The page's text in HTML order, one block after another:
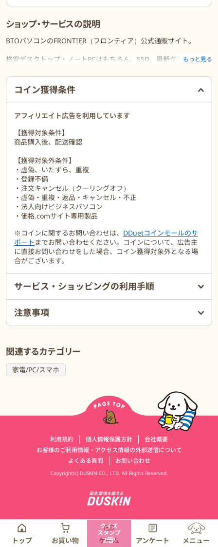
トップ お買い物 ゲーム
クイズ
スタンプ
2倍! アンケート メニュー
ショップ・サービスの説明
BTOパソコンのFRONTIER（フロンティア）公式通販サイト。
格安デスクトップ・ノートPCはもちろん、SSD、最新グラフィック
サポート・長期保証も充実。安心の国内生産。
もっと見る
ご利用前に必ずお読みください
コイン獲得条件
アフィリエイト広告を利用しています
【獲得対象条件】
商品購入後、配送確認
【獲得対象外条件】
・虚偽、いたずら、重複
・登録不備
・注文キャンセル（クーリングオフ）
・虚偽・重複・返品・キャンセル・不正
・法人向けビジネスパソコン
・価格.comサイト専用製品
※コインに関するお問い合わせは、 DDuetコインモールのサ
ポート までお問い合わせください。コインについて、広告主
に直接お問い合わせをした場合、コイン獲得対象外となる場
合がございます。
サービス・ショッピングの利用手順
注意事項
関連するカテゴリー
家電/PC/スマホ
利用規約 個人情報保護方針
会社概要
お客様のご利用情報・アクセス情報の外部送信について
よくある質問
お問い合わせ
Copyright(c) DUSKIN CO., LTD. All Rights Reserved.